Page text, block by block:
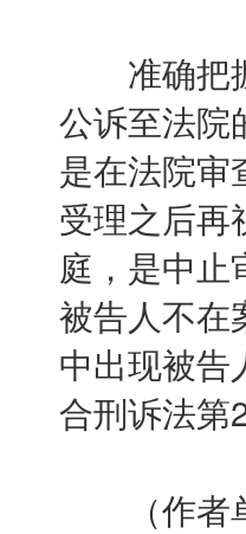
准确把握
公诉至法院
是在法院审
受理之后再
庭，是中
被告人不在
中出现被告
合刑诉法第
（作者单